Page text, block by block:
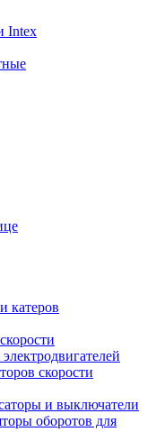
Intex
катеров
скорости
и выключатели
оборотов для